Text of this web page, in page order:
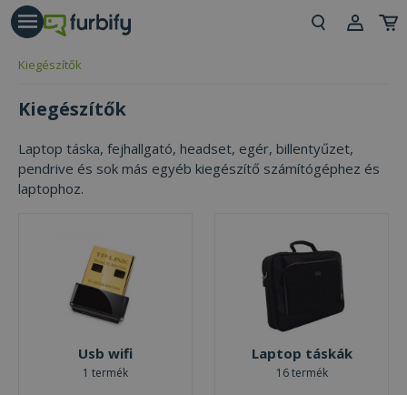
Kiegészítők
Kiegészítők
Laptop táska, fejhallgató, headset, egér, billentyűzet,
pendrive és sok más egyéb kiegészítő számítógéphez és
laptophoz.
Usb wifi
1 termék
Laptop táskák
16 termék
gomb